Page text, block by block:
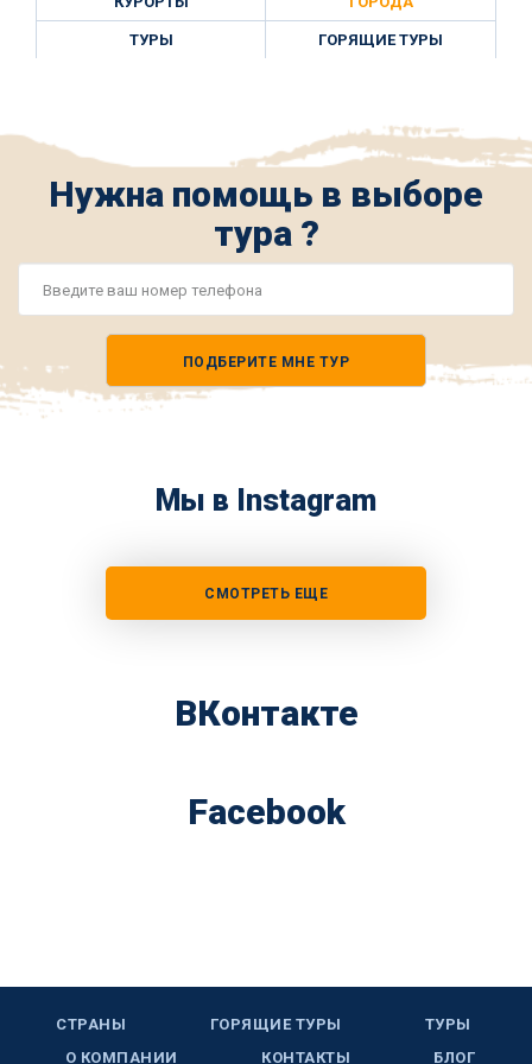
ТУРЫ ГОРЯЩИЕ ТУРЫ
Нужна помощь в выборе
тура ?
ПОДБЕРИТЕ МНЕ ТУР
Мы в Instagram
СМОТРЕТЬ ЕЩЕ
ВКонтакте
Facebook
СТРАНЫ ГОРЯЩИЕ ТУРЫ
ТУРЫ
О КОМПАНИИ
КОНТАКТЫ БЛОГ